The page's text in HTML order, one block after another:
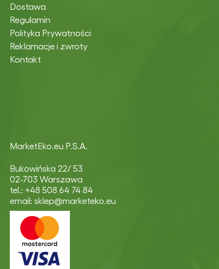
MarketEko.eu P.S.A.
Bukowińska 22/ 53
02-703 Warszawa
tel.: +48 508 64 74 84
email: sklep@marketeko.eu
Dostawa
Regulamin
Polityka Prywatności
Reklamacje i zwroty
Kontakt